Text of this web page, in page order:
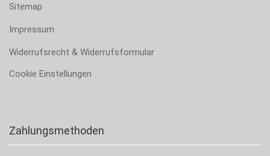
Sitemap
Impressum
Widerrufsrecht & Widerrufsformular
Cookie Einstellungen
Zahlungsmethoden